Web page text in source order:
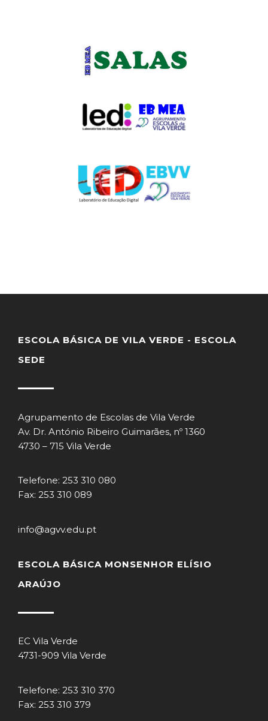
ESCOLA BÁSICA DE VILA VERDE - ESCOLA
SEDE
Agrupamento de Escolas de Vila Verde
Av. Dr. António Ribeiro Guimarães, nº 1360
4730 – 715 Vila Verde
Telefone: 253 310 080
Fax: 253 310 089
info@agvv.edu.pt
ESCOLA BÁSICA MONSENHOR ELÍSIO
ARAÚJO
EC Vila Verde
4731-909 Vila Verde
Telefone: 253 310 370
Fax: 253 310 379